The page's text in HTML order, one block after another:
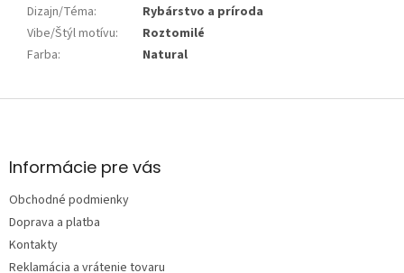
Dizajn/Téma:
Rybárstvo a príroda
Vibe/Štýl motívu:
Roztomilé
Farba: Natural
Z
ä
e
Informácie pre vás
Obchodné podmienky
Doprava a platba
Kontakty
Reklamácia a vrátenie tovaru